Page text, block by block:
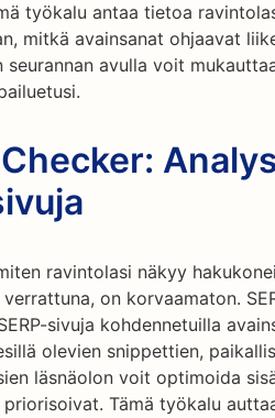
työkalu antaa tietoa
mitkä avainsanat ohjaavat
seurannan avulla voit
Checker:
ravintolasi näkyy
on korvaamaton.
sivuja kohdennetuilla
olevien snippettien,
läsnäolon voit optimoida
Tämä työkalu